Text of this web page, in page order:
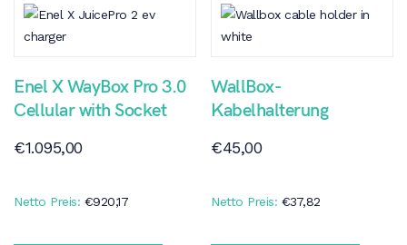
Enel X WayBox Pro 3.0
Cellular with Socket
€1.095,00
Netto Preis: €920,17
WallBox-
Kabelhalterung
€45,00
Netto Preis: €37,82